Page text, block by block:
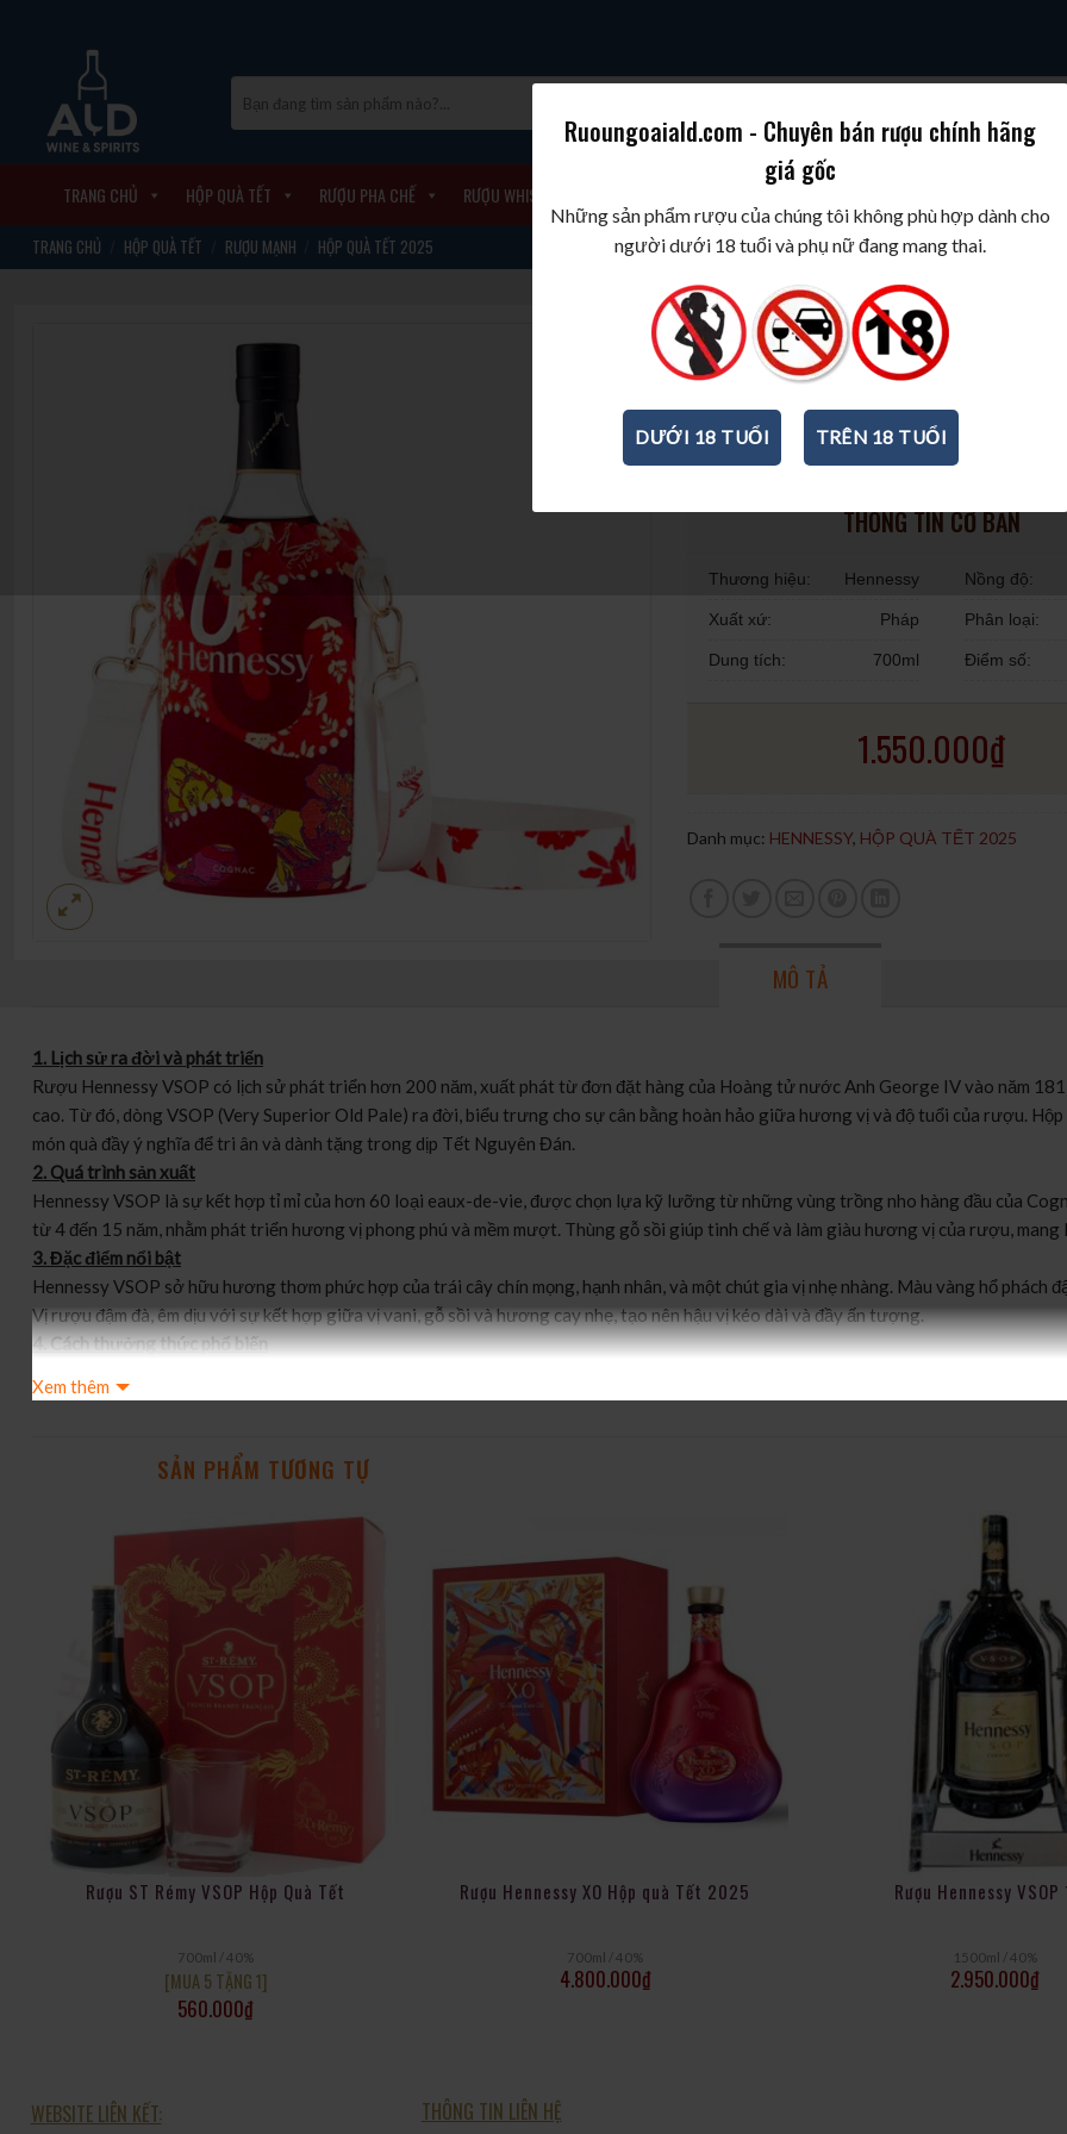
kiếm:
TRANG CHỦ HỘP QUÀ TẾT RƯỢU PHA CHẾ RƯỢU WHISKY BEST WINES &
TRANG CHỦ HỘP QUÀ TẾT RƯỢU MẠNH HỘP QUÀ TẾT 2025
Rượu Hennessy VSOP Hộp
2025
700ml-40%
THÔNG TIN CƠ BẢN
Thương hiệu: Hennessy
Xuất xứ: Pháp
Dung tích: 700ml
Nồng độ:
Phân loại:
Điểm số:
1.550.000₫
Danh mục: HENNESSY, HỘP QUÀ TẾT 2025
MÔ TẢ
1. Lịch sử ra đời và phát triển
Rượu Hennessy VSOP có lịch sử phát triển hơn 200 năm, xuất phát từ đơn đặt hàng của Hoàng tử nước Anh George IV vào năm
cao. Từ đó, dòng VSOP (Very Superior Old Pale) ra đời, biểu trưng cho sự cân bằng hoàn hảo giữa hương vị và độ tuổi của rượu.
món quà đầy ý nghĩa để tri ân và dành tặng trong dịp Tết Nguyên Đán.
2. Quá trình sản xuất
Hennessy VSOP là sự kết hợp tỉ mỉ của hơn 60 loại eaux-de-vie, được chọn lựa kỹ lưỡng từ những vùng trồng nho hàng đầu của
từ 4 đến 15 năm, nhằm phát triển hương vị phong phú và mềm mượt. Thùng gỗ sồi giúp tinh chế và làm giàu hương vị của rượu, mang
3. Đặc điểm nổi bật
Hennessy VSOP sở hữu hương thơm phức hợp của trái cây chín mọng, hạnh nhân, và một chút gia vị nhẹ nhàng. Màu vàng hổ phách
Vị rượu đậm đà, êm dịu với sự kết hợp giữa vị vani, gỗ sồi và hương cay nhẹ, tạo nên hậu vị kéo dài và đầy ấn tượng.
4. Cách thưởng thức phổ biến
các loại cocktail cổ điển như Hennessy Ginger và Hennessy Highball để tăng thêm sự phong phú trong trải nghiệm.
Hennessy VSOP Hộp quà Tết 2025 là món quà hoàn hảo để tri ân những người thân yêu, bạn bè và đối tác trong dịp Tết. Với lịch sử
vượt trội của dòng VSOP, đây là sản phẩm biểu trưng cho sự sang trọng và đẳng cấp, phù hợp với những dịp lễ quan trọng và thể
Xem thêm
SẢN PHẨM TƯƠNG TỰ
Rượu ST Rémy VSOP Hộp Quà Tết
700ml / 40%
[MUA 5 TẶNG 1]
560.000₫
Rượu Hennessy XO Hộp quà Tết 2025
700ml / 40%
4.800.000₫
Rượu Hennessy VSOP
1500ml / 40%
2.950.000₫
WEBSITE LIÊN KẾT: THÔNG TIN LIÊN HỆ
Ruoungoaiald.com - Chuyên bán rượu chính hãng
giá gốc
Những sản phẩm rượu của chúng tôi không phù hợp dành cho
người dưới 18 tuổi và phụ nữ đang mang thai.
DƯỚI 18 TUỔI TRÊN 18 TUỔI